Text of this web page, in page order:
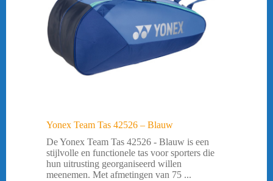
Yonex Team Tas 42526 – Blauw
De Yonex Team Tas 42526 - Blauw is een
stijlvolle en functionele tas voor sporters die
hun uitrusting georganiseerd willen
meenemen. Met afmetingen van 75 ...